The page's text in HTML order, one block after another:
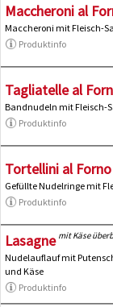
Maccheroni al
Maccheroni mit Fleisch-
Produktinfo
Tagliatelle al
Bandnudeln mit Fleisch-
Produktinfo
Tortellini al Forno
Gefüllte Nudelringe mit
Produktinfo
Lasagne mit Käse
Nudelauflauf mit
und Käse
Produktinfo